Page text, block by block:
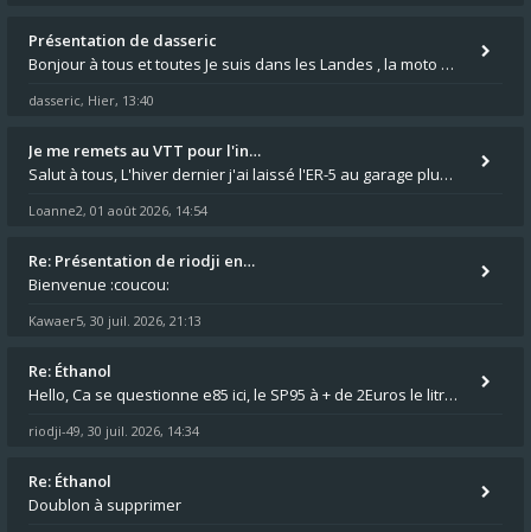
Présentation de dasseric
Bonjour à tous et toutes Je suis dans les Landes , la moto appartient à ma fille et je suis désigné pour faire l'entreti
dasseric, Hier, 13:40
Je me remets au VTT pour l'in…
Salut à tous, L'hiver dernier j'ai laissé l'ER-5 au garage plus souvent que je veux bien l'admettre, et le médecin m'a
Loanne2, 01 août 2026, 14:54
Re: Présentation de riodji en…
Bienvenue :coucou:
Kawaer5, 30 juil. 2026, 21:13
Re: Éthanol
Hello, Ca se questionne e85 ici, le SP95 à + de 2Euros le litre ça fait mal au luc en ER5 comme en GPZ500 :😵 0,76 le lit
riodji-49, 30 juil. 2026, 14:34
Re: Éthanol
Doublon à supprimer